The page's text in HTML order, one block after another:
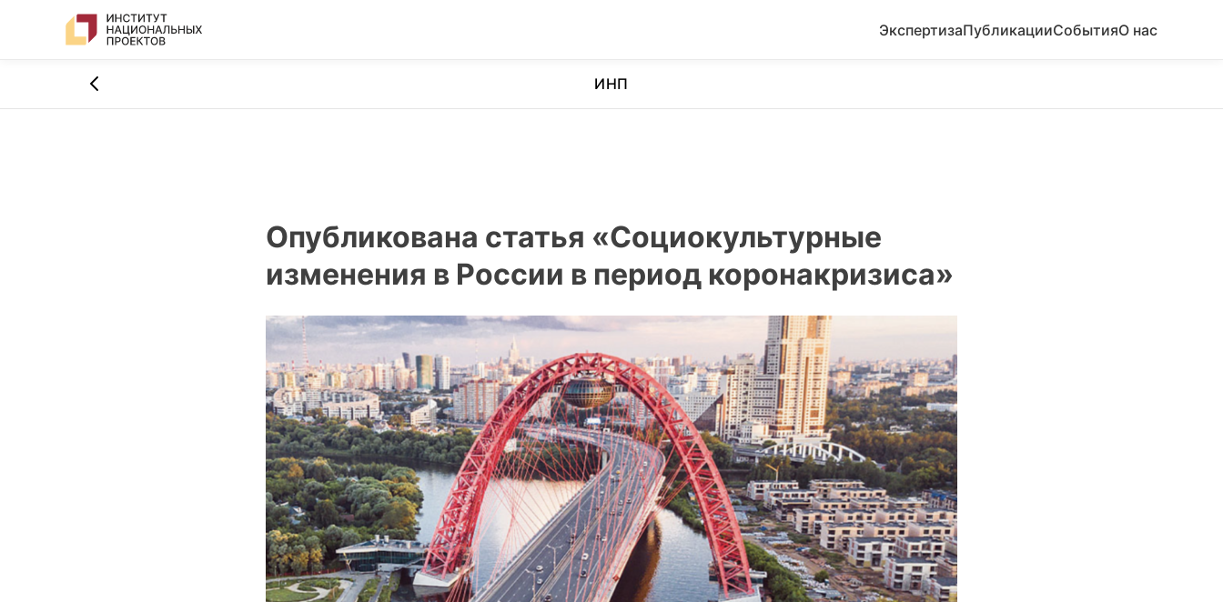
ЭкспертизаПубликацииСобытияО нас
ИНП
Опубликована статья «Социокультурные
изменения в России в период коронакризиса»